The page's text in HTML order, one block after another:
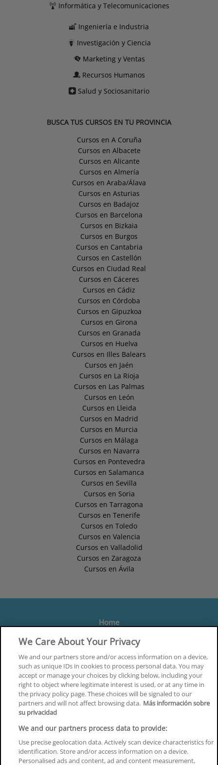
Informática y Telecomunicaciones
Ingeniería e Industria
Investigación y Ciencia
Marketing y Ventas
Recursos Humanos
Salud y Sociosanitario
BUSCA TUS CURSOS EN TU PROVINCIA
Cursos en A Coruña
Cursos en Albacete
Cursos en Alicante
Cursos en Almería
Cursos en Araba/Álava
Cursos en Asturias
Cursos en Badajoz
Cursos en Barcelona
Cursos en Bizkaia
Cursos en Burgos
Cursos en Cantabria
Cursos en Castellón
Cursos en Ciudad Real
Cursos en Cáceres
Cursos en Cádiz
Cursos en Córdoba
Cursos en Gipuzkoa
Cursos en Girona
Cursos en Granada
Cursos en Huelva
Cursos en Illes Balears
Cursos en Jaén
Cursos en La Rioja
Cursos en Las Palmas
Cursos en León
Cursos en Lleida
Cursos en Madrid
Cursos en Murcia
Cursos en Málaga
Cursos en Navarra
Cursos en Pontevedra
Cursos en Salamanca
Cursos en Sevilla
Cursos en Soria
Cursos en Tarragona
Cursos en Tenerife
Cursos en Toledo
Cursos en Valencia
Cursos en Valladolid
Cursos en Zaragoza
Cursos en Ávila
Home
Formación
Centros
Orientación
Quiénes somos
Contacta
Política de Privacidad
Política de Cookies
We Care About Your Privacy
We and our partners store and/or access information on a device,
such as unique IDs in cookies to process personal data. You may
accept or manage your choices by clicking below, including your
right to object where legitimate interest is used, or at any time in
the privacy policy page. These choices will be signaled to our
partners and will not affect browsing data. Más información sobre
su privacidad
We and our partners process data to provide:
Use precise geolocation data. Actively scan device characteristics for
identification. Store and/or access information on a device.
Personalised ads and content, ad and content measurement,